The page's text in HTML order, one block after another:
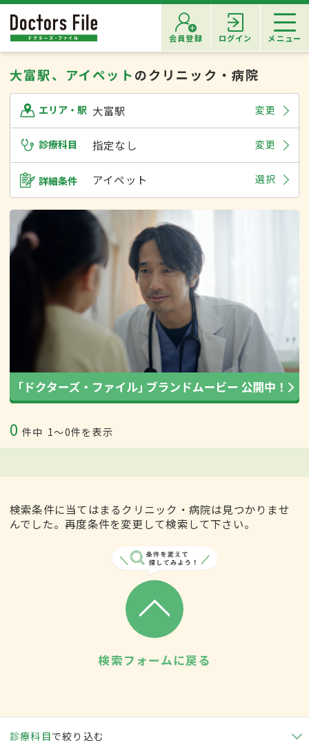
会員登録 ログイン メニュー
大富駅、アイペットのクリニック・病院
エリア・駅 大富駅 変更
診療科目 指定なし 変更
詳細条件 アイペット 選択
0 件中 1〜0件を表示
検索条件に当てはまるクリニック・病院は見つかりませ
んでした。再度条件を変更して検索して下さい。
検索フォームに戻る
診療科目で絞り込む